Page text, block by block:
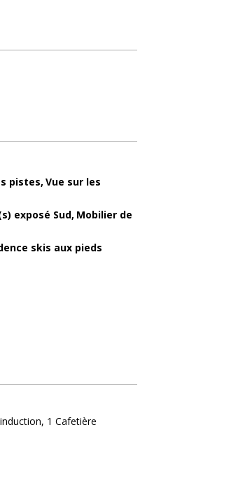
pistes Vue sur les
exposé Sud Mobilier de
skis aux pieds
1 Cafetière